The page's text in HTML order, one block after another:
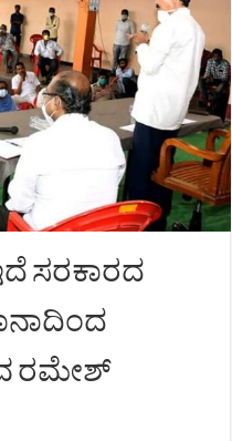
ಸರಕಾರದ
ರಮೇಶ್